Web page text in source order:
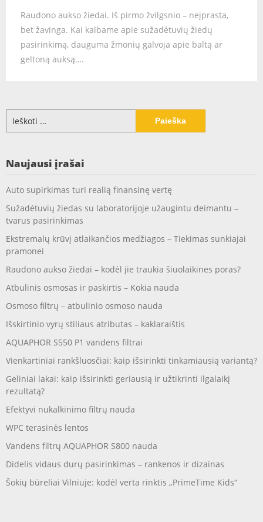
Raudono aukso žiedai. Iš pirmo žvilgsnio – neįprasta,
bet žavinga. Kai kalbame apie sužadėtuvių žiedų
pasirinkimą, dauguma žmonių galvoja apie baltą ar
geltoną auksą….
Ieškoti:
Naujausi įrašai
Auto supirkimas turi realią finansinę vertę
Sužadėtuvių žiedas su laboratorijoje užaugintu deimantu –
tvarus pasirinkimas
Ekstremalų krūvį atlaikančios medžiagos – Tiekimas sunkiajai
pramonei
Raudono aukso žiedai – kodėl jie traukia šiuolaikines poras?
Atbulinis osmosas ir paskirtis – Kokia nauda
Osmoso filtrų – atbulinio osmoso nauda
Išskirtinio vyrų stiliaus atributas – kaklaraištis
AQUAPHOR S550 P1 vandens filtrai
Vienkartiniai rankšluosčiai: kaip išsirinkti tinkamiausią variantą?
Geliniai lakai: kaip išsirinkti geriausią ir užtikrinti ilgalaikį
rezultatą?
Efektyvi nukalkinimo filtrų nauda
WPC terasinės lentos
Vandens filtrų AQUAPHOR S800 nauda
Didelis vidaus durų pasirinkimas – rankenos ir dizainas
Šokių būreliai Vilniuje: kodėl verta rinktis „PrimeTime Kids“